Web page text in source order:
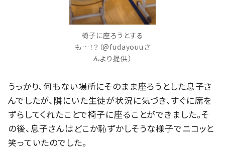
椅子に座ろうとする
も…！？（@fudayouuさ
んより提供）
うっかり、何もない場所にそのまま座ろうとした息子さ
んでしたが、隣にいた生徒が状況に気づき、すぐに席を
ずらしてくれたことで椅子に座ることができました。そ
の後、息子さんはどこか恥ずかしそうな様子でニコッと
笑っていたのでした。